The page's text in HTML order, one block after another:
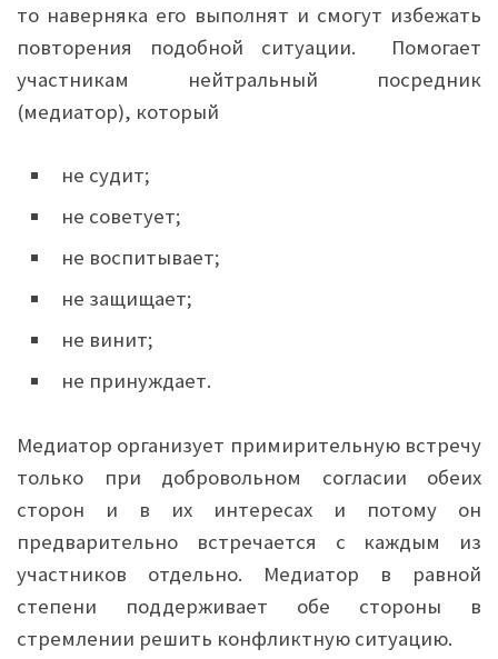
то наверняка его выполнят и смогут избежать
повторения подобной ситуации. Помогает
участникам нейтральный посредник
(медиатор), который
не судит;
не советует;
не воспитывает;
не защищает;
не винит;
не принуждает.
Медиатор организует примирительную встречу
только при добровольном согласии обеих
сторон и в их интересах и потому он
предварительно встречается с каждым из
участников отдельно. Медиатор в равной
степени поддерживает обе стороны в
стремлении решить конфликтную ситуацию.